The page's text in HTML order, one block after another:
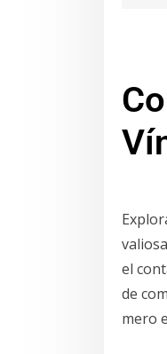
el
de
mero